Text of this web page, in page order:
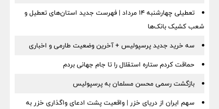
تعطیلی چهارشنبه ۱۴ مرداد | فهرست جدید استان‌های تعطیل و
شعب کشیک بانک‌ها
سه خرید جدید پرسپولیس + آخرین وضعیت طارمی و اخباری
حماقت کردم ستاره استقلال را تا جام جهانی بردم
بازگشت رسمی محسن مسلمان به پرسپولیس
سهم ایران از دریای خزر | واقعیت پشت ادعای واگذاری خزر به